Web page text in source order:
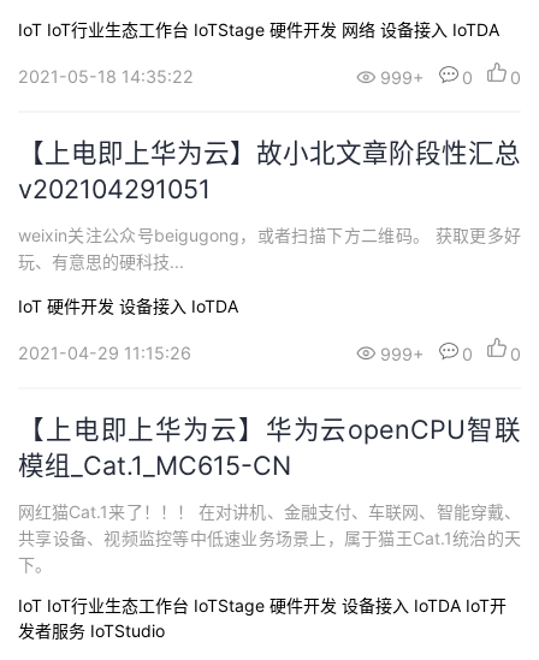
IoT IoT行业生态工作台 IoTStage 硬件开发 网络 设备接入 IoTDA
2021-05-18 14:35:22 999+ 0 0
【上电即上华为云】故小北文章阶段性汇总
v202104291051
weixin关注公众号beigugong，或者扫描下方二维码。 获取更多好
玩、有意思的硬科技...
IoT 硬件开发 设备接入 IoTDA
2021-04-29 11:15:26 999+ 0 0
【上电即上华为云】华为云openCPU智联
模组_Cat.1_MC615-CN
网红猫Cat.1来了！！！ 在对讲机、金融支付、车联网、智能穿戴、
共享设备、视频监控等中低速业务场景上，属于猫王Cat.1统治的天
下。
IoT IoT行业生态工作台 IoTStage 硬件开发 设备接入 IoTDA IoT开
发者服务 IoTStudio